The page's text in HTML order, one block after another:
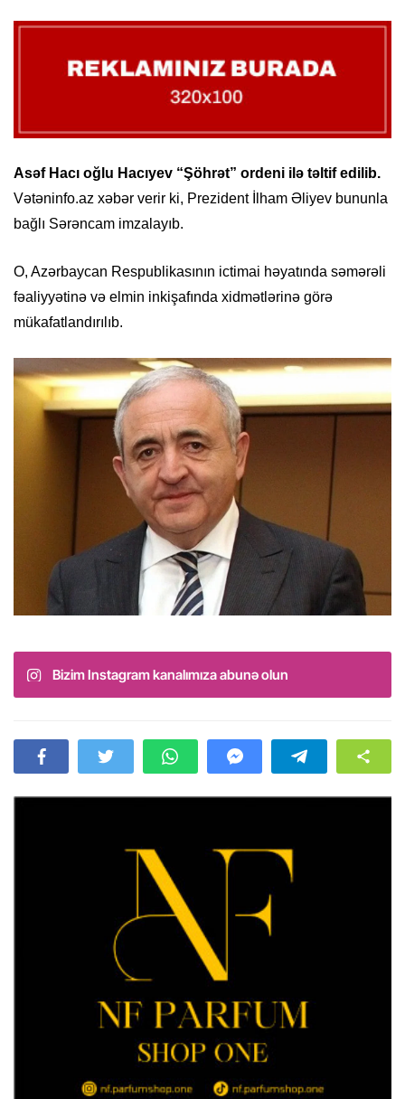
Asəf Hacı oğlu Hacıyev “Şöhrət” ordeni ilə təltif edilib.
Vətəninfo.az xəbər verir ki, Prezident İlham Əliyev bununla
bağlı Sərəncam imzalayıb.
O, Azərbaycan Respublikasının ictimai həyatında səmərəli
fəaliyyətinə və elmin inkişafında xidmətlərinə görə
mükafatlandırılıb.
Bizim Instagram kanalımıza abunə olun